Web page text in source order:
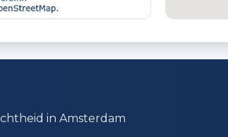
Box
in Amsterdam